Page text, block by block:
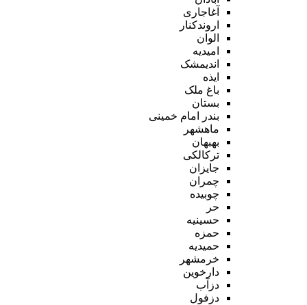
آغاجاری
اروندکنار
الوان
امیدیه
اندیمشک
ایذه
باغ ملک
بستان
بندر امام خمینی
ماهشهر
بهبهان
ترکالکی
جایزان
چمران
چوبیده
حر
حسینیه
حمزه
حمیدیه
خرمشهر
دارخوین
دزآب
دزفول